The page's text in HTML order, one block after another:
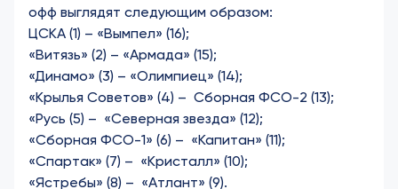
офф выглядят следующим образом:
ЦСКА (1) – «Вымпел» (16);
«Витязь» (2) – «Армада» (15);
«Динамо» (3) – «Олимпиец» (14);
«Крылья Советов» (4) – Сборная ФСО-2 (13);
«Русь (5) – «Северная звезда» (12);
«Сборная ФСО-1» (6) – «Капитан» (11);
«Спартак» (7) – «Кристалл» (10);
«Ястребы» (8) – «Атлант» (9).